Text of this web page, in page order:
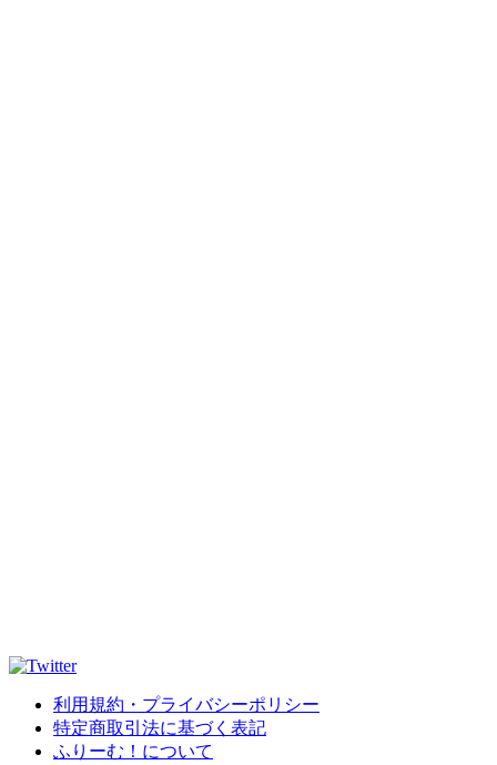
利用規約・プライバシーポリシー
特定商取引法に基づく表記
ふりーむ！について